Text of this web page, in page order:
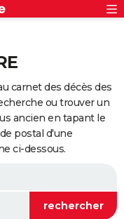
carnet des décès des
ou trouver un
ancien en tapant le
postal d'une
ci-dessous.